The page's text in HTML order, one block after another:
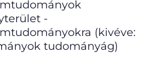
-
(kivéve:
tudományág)